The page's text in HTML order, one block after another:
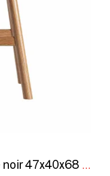
Tabouret en bois de chêne noir 47x40x68 cm